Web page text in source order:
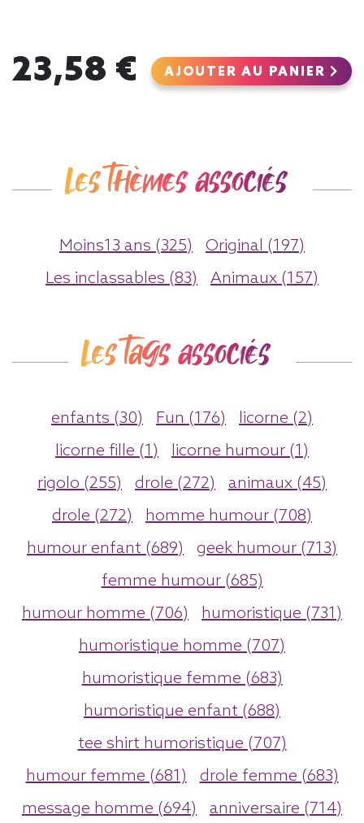
23,58 € AJOUTER AU PANIER
Les thèmes associés
Moins13 ans (325)
Original (197)
Les inclassables (83)
Animaux (157)
Les tags associés
enfants (30) Fun (176)
licorne (2)
licorne fille (1)
licorne humour (1)
rigolo (255)
drole (272)
animaux (45)
drole (272)
homme humour (708)
humour enfant (689)
geek humour (713)
femme humour (685)
humour homme (706)
humoristique (731)
humoristique homme (707)
humoristique femme (683)
humoristique enfant (688)
tee shirt humoristique (707)
humour femme (681)
drole femme (683)
message homme (694)
anniversaire (714)